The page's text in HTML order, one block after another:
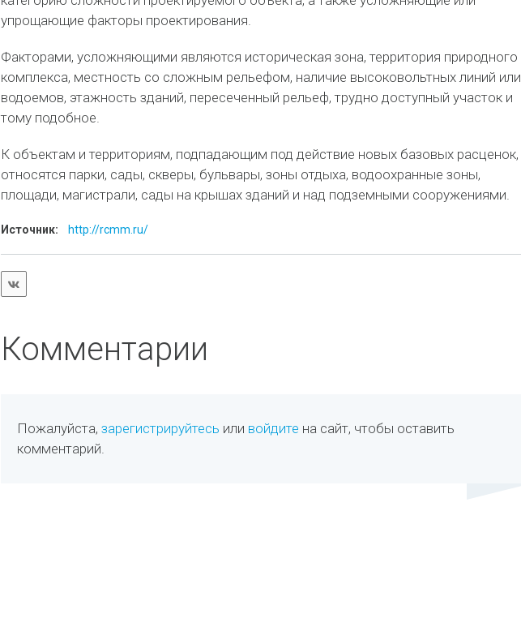
упрощающие факторы проектирования.
Факторами, усложняющими являются историческая зона, территория природного
комплекса, местность со сложным рельефом, наличие высоковольтных линий или
водоемов, этажность зданий, пересеченный рельеф, трудно доступный участок и
тому подобное.
К объектам и территориям, подпадающим под действие новых базовых расценок,
относятся парки, сады, скверы, бульвары, зоны отдыха, водоохранные зоны,
площади, магистрали, сады на крышах зданий и над подземными сооружениями.
Источник: http://rcmm.ru/
Комментарии
Пожалуйста, зарегистрируйтесь или войдите на сайт, чтобы оставить
комментарий.